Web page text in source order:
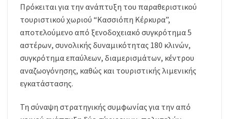
Πρόκειται για την ανάπτυξη του παραθεριστικού
τουριστικού χωριού “Κασσιόπη Κέρκυρα”,
αποτελούμενο από ξενοδοχειακό συγκρότημα 5
αστέρων, συνολικής δυναμικότητας 180 κλινών,
συγκρότημα επαύλεων, διαμερισμάτων, κέντρου
αναζωογόνησης, καθώς και τουριστικής λιμενικής
εγκατάστασης.
Τη σύναψη στρατηγικής συμφωνίας για την από